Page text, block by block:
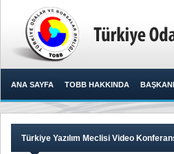
ANA SAYFA TOBB HAKKINDA
Türkiye Yazılım Meclisi Video